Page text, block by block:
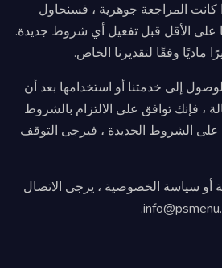
المراجعة جوهرية ، فسنحاول
إشعار قبل 30 يومًا على الأقل قبل تفعيل أي شروط جديدة.
ماديًا وفقًا لتقديرنا الخاص.
إلى خدمتنا أو استخدامها بعد أن
، فإنك توافق على الالتزام بالشروط
على الشروط الجديدة ، فيرجى التوقف
أو سياسة الخصوصية ، يرجى الاتصال